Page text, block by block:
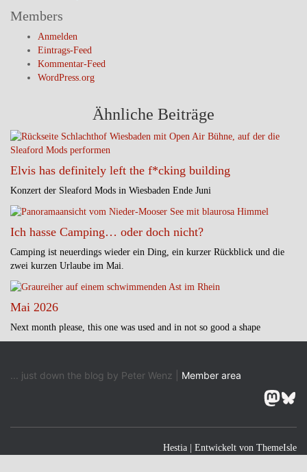
Members
Anmelden
Eintrags-Feed
Kommentar-Feed
WordPress.org
Ähnliche Beiträge
Elvis has definitely left the f*cking building
Konzert der Sleaford Mods in Wiesbaden Ende Juni
Ich hasse Camping… oder doch nicht?
Camping ist neuerdings wieder ein Ding, ein kurzer Rückblick und die
zwei kurzen Urlaube im Mai.
Mai 2026
Next month please, this one was used and in not so good a shape
... just down the blog by Peter Wenz | Member area
Hestia | Entwickelt von ThemeIsle